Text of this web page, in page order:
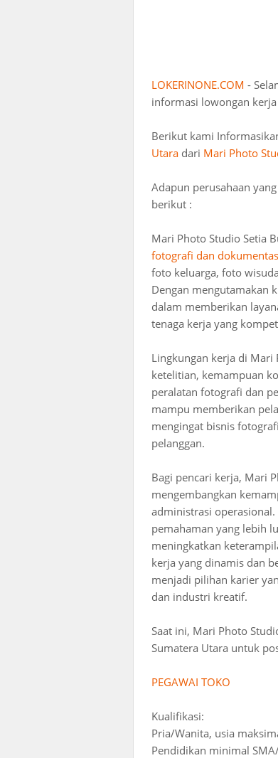
LOKERINONE.COM -
informasi lowongan
Berikut kami
Utara dari Mari Photo
Adapun perusahaan
berikut :
Mari Photo Studio Setia
fotografi dan
foto keluarga, foto
Dengan mengutamakan
dalam memberikan
tenaga kerja yang
Lingkungan kerja di
ketelitian, kemampuan
peralatan fotografi dan
mampu memberikan
mengingat bisnis
pelanggan.
Bagi pencari kerja, Mari
mengembangkan
administrasi
pemahaman yang lebih
meningkatkan
kerja yang dinamis dan
menjadi pilihan karier
dan industri kreatif.
Saat ini, Mari Photo
Sumatera Utara untuk
PEGAWAI TOKO
Kualifikasi:
Pria/Wanita, usia
Pendidikan minimal